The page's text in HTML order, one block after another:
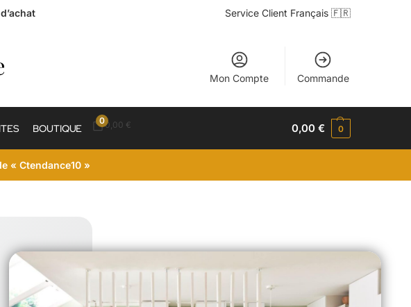
Service Client Français 🇫🇷
Mon Compte Commande
BOUTIQUE
00,00 € 0,00€ 0
« Ctendance10 »